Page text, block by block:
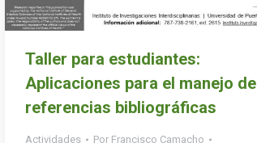
Taller para estudiantes:
Aplicaciones para el manejo de
referencias bibliográficas
Actividades Por Francisco Camacho